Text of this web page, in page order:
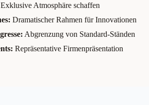
Exklusive Atmosphäre schaffen
Dramatischer Rahmen für Innovationen
Abgrenzung von Standard-Ständen
Repräsentative Firmenpräsentation